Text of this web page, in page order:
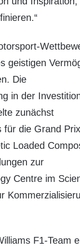
geistigen
Die
in der
zunächst
für die Grand
Loaded
zur
Centre im
F1-Team